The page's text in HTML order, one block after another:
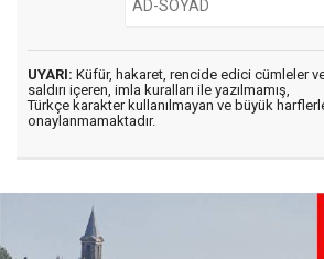
UYARI: Küfür, hakaret, rencide edici cümleler
saldırı içeren, imla kuralları ile yazılmamış,
Türkçe karakter kullanılmayan ve büyük
onaylanmamaktadır.